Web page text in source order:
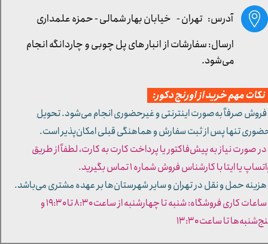
آدرس: تهران - خیابان بهار شمالی - حمزه علمداری
مهم خرید از اورنج دکور:
صرفاً به‌صورت اینترنتی و غیرحضوری انجام می‌شود. تحویل
تنها پس از ثبت سفارش و هماهنگی قبلی امکان‌پذیر است.
صورت نیاز به پیش‌فاکتور یا پرداخت کارت به کارت، لطفاً از طریق
یا ایتا با کارشناس فروش شماره ۱ تماس بگیرید.
حمل و نقل در تهران و سایر شهرستان‌ها بر عهده مشتری می‌باشد.
- ساعات کاری فروشگاه: شنبه تا چهارشنبه از ساعت ۸:۳۰ تا ۱۹:۳۰ و
تا ساعت ۱۳:۳۰​​​​​​​
ارسال: سفارشات از انبار های پل چوبی و چاردانگه انجام
می‌شود.